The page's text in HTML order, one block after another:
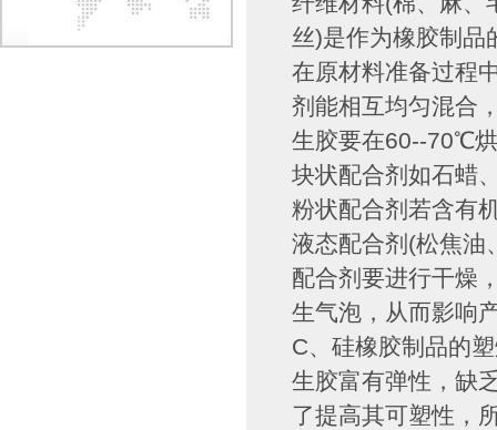
丝)是作为橡胶制品
在原材料准备过程
剂能相互均匀混合
生胶要在60--70℃
块状配合剂如石蜡
粉状配合剂若含有
液态配合剂(松焦油
配合剂要进行干燥
生气泡，从而影响
C、硅橡胶制品的
生胶富有弹性，缺
了提高其可塑性，